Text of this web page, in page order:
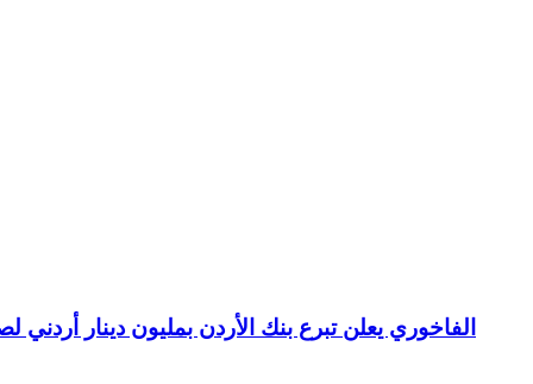
الفاخوري يعلن تبرع بنك الأردن بمليون دينار